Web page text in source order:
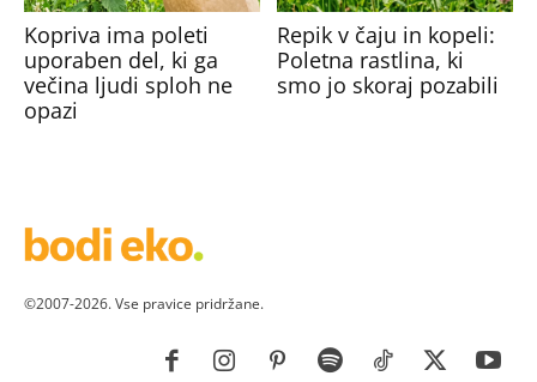
Kopriva ima poleti
uporaben del, ki ga
večina ljudi sploh ne
opazi
Repik v čaju in kopeli:
Poletna rastlina, ki
smo jo skoraj pozabili
©2007-2026. Vse pravice pridržane.